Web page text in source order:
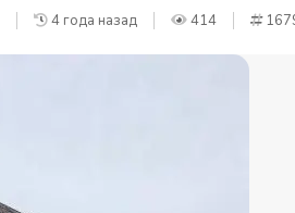
4 года назад 414